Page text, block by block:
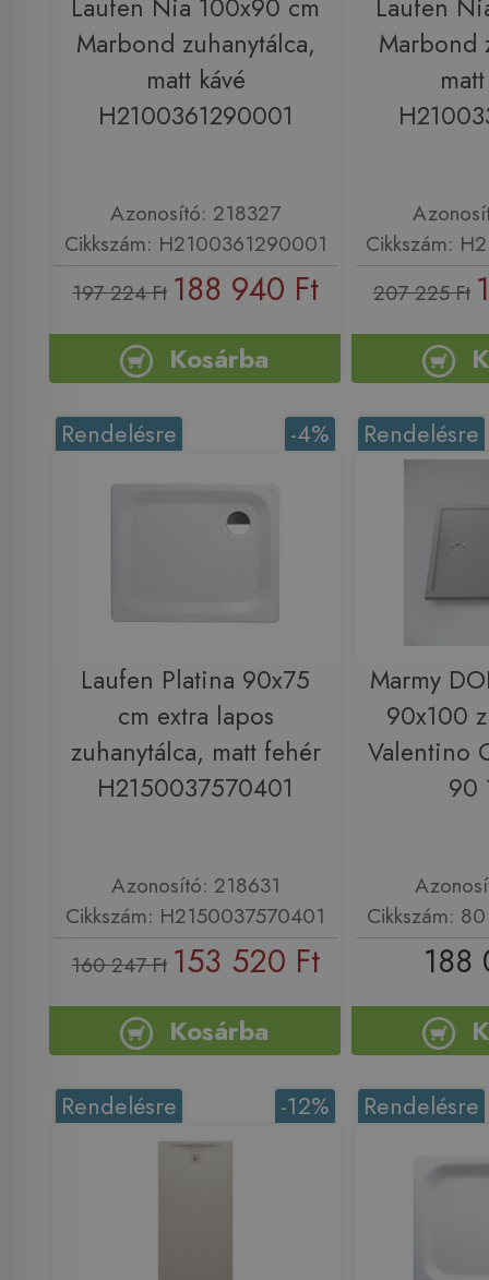
Laufen Nia 100x90 cm
Marbond zuhanytálca,
matt kávé
H2100361290001
Azonosító: 218327
Cikkszám: H2100361290001
197 224 Ft 188 940 Ft
Kosárba
Laufen
Marbond
Cikkszám:
207 225 Ft
-4%
Rendelésre
Laufen Platina 90x75
cm extra lapos
zuhanytálca, matt fehér
H2150037570401
Azonosító: 218631
Cikkszám: H2150037570401
160 247 Ft 153 520 Ft
Kosárba
Rendelésre
Marmy
90x100
Valentino
90
Cikkszám:
188
-12%
Rendelésre Rendelésre